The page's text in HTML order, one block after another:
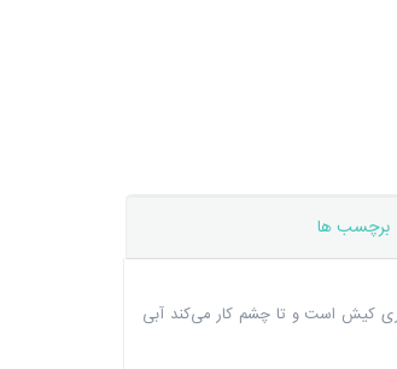
برچسب ها
کیش است و تا چشم کار می‌کند آبی